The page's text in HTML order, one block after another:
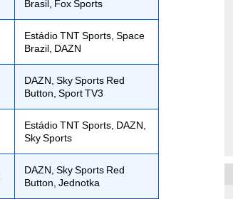
Brasil, Fox Sports
Estádio TNT Sports, Space
Brazil, DAZN
DAZN, Sky Sports Red
Button, Sport TV3
Estádio TNT Sports, DAZN,
Sky Sports
DAZN, Sky Sports Red
Button, Jednotka